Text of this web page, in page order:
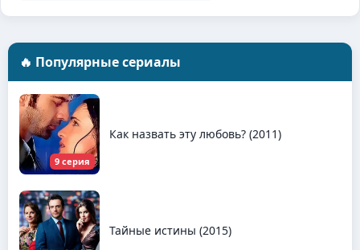
🔥 Популярные сериалы
9 серия
Как назвать эту любовь? (2011)
Тайные истины (2015)